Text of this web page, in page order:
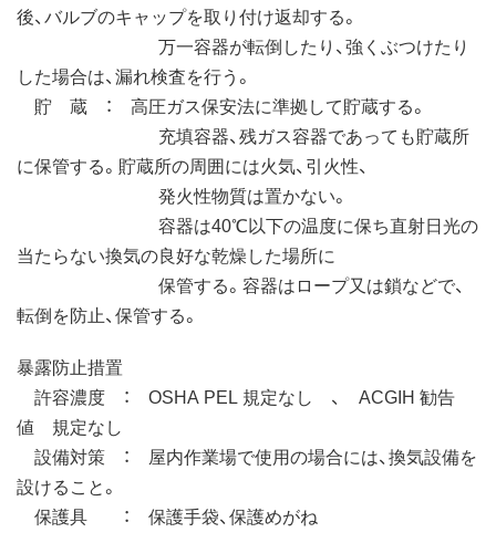
後、バルブのキャップを取り付け返却する。
万一容器が転倒したり、強くぶつけたり
した場合は、漏れ検査を行う。
貯 蔵 ： 高圧ガス保安法に準拠して貯蔵する。
充填容器、残ガス容器であっても貯蔵所
に保管する。貯蔵所の周囲には火気、引火性、
発火性物質は置かない。
容器は40℃以下の温度に保ち直射日光の
当たらない換気の良好な乾燥した場所に
保管する。容器はロープ又は鎖などで、
転倒を防止、保管する。
暴露防止措置
許容濃度 ： OSHA PEL 規定なし 、 ACGIH 勧告
値 規定なし
設備対策 ： 屋内作業場で使用の場合には、換気設備を
設けること。
保護具 ： 保護手袋、保護めがね